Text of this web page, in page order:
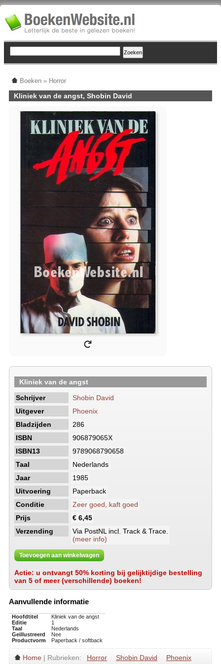
Boeken » Horror
Kliniek van de angst, Shobin David
Kliniek van de angst
Schrijver
Shobin David
Uitgever
Phoenix
Bladzijden
286
ISBN
906879065X
ISBN13
9789068790658
Taal
Nederlands
Jaar
1985
Uitvoering
Paperback
Conditie
Zeer goed, kaft goed
Prijs
€ 6,45
Verzending
Via PostNL incl. Track & Trace.
(meer info)
Toevoegen aan winkelwagen
Actie: u ontvangt 50% korting bij gelijktijdige bestelling
van 5 of meer (verschillende) boeken!
Aanvullende informatie
Hoofdtitel
Kliniek van de angst
Editie
1
Taal
Nederlands
Geillustreerd
Nee
Productvorm
Paperback / softback
Home | Rubrieken: Horror Shobin David Phoenix